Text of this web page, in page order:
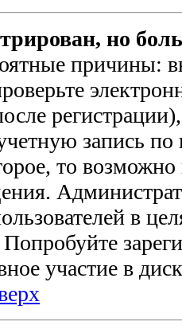
но
причины:
запись
то
в
участие в